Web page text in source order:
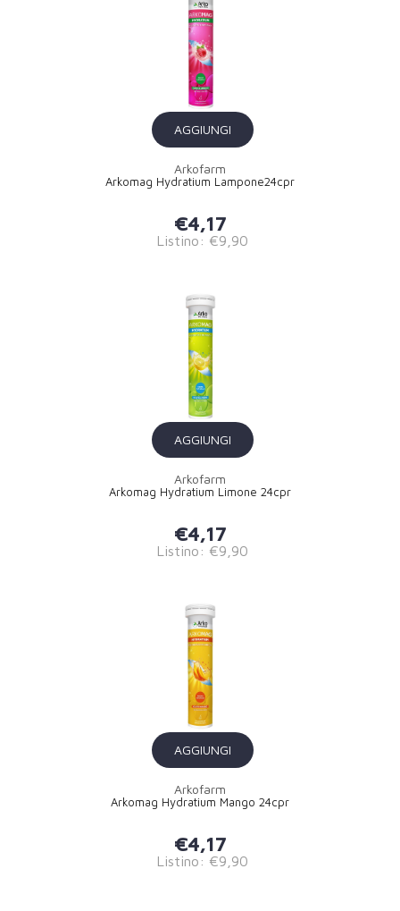
AGGIUNGI
Arkofarm
Arkomag Hydratium Lampone24cpr
€4,17
Listino: €9,90
AGGIUNGI
Arkofarm
Arkomag Hydratium Limone 24cpr
€4,17
Listino: €9,90
AGGIUNGI
Arkofarm
Arkomag Hydratium Mango 24cpr
€4,17
Listino: €9,90